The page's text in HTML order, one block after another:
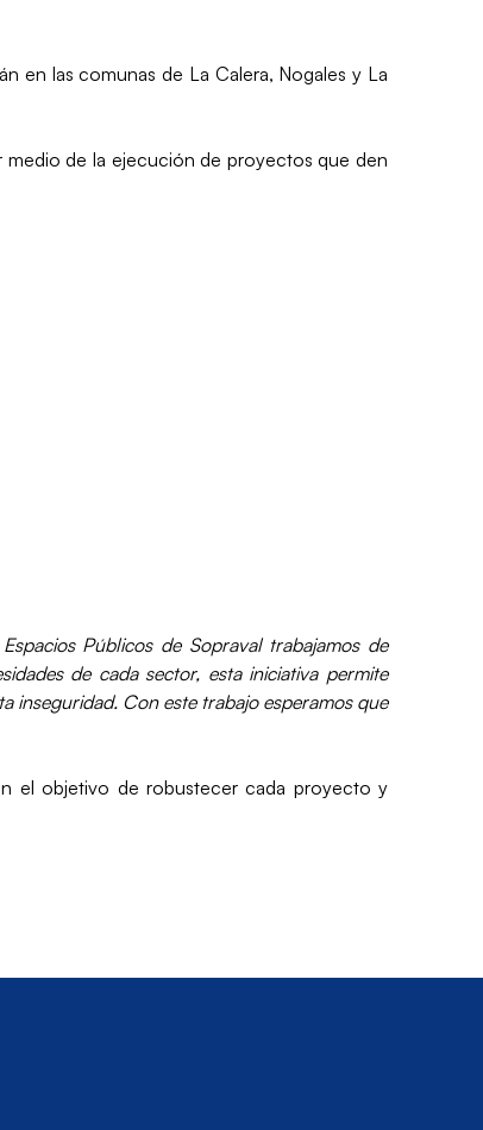
en las comunas de La Calera, Nogales y La
de la ejecución de proyectos que den
Públicos de Sopraval trabajamos de
de cada sector, esta iniciativa permite
inseguridad. Con este trabajo esperamos que
el objetivo de robustecer cada proyecto y